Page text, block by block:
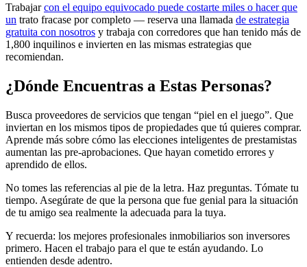
Trabajarcon el equipo equivocado puede costarte miles o hacer que
un trato fracase por completo — reserva una llamada de estrategia
gratuita con nosotros y trabaja con corredores que han tenido más de
1,800 inquilinos e invierten en las mismas estrategias que
recomiendan.
¿Dónde Encuentras a Estas Personas?
Busca proveedores de servicios que tengan “piel en el juego”. Que
inviertan en los mismos tipos de propiedades que tú quieres comprar.
Aprende más sobre cómo las elecciones inteligentes de prestamistas
aumentan las pre-aprobaciones. Que hayan cometido errores y
aprendido de ellos.
No tomes las referencias al pie de la letra. Haz preguntas. Tómate tu
tiempo. Asegúrate de que la persona que fue genial para la situación
de tu amigo sea realmente la adecuada para la tuya.
Y recuerda: los mejores profesionales inmobiliarios son inversores
primero. Hacen el trabajo para el que te están ayudando. Lo
entienden desde adentro.